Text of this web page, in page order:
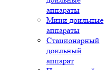
аппараты
Мини доильные
аппараты
Стационарный
доильный
аппарат